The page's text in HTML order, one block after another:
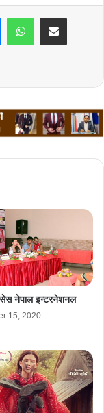
MessengerWhatsAppShare via Email
नेपाल इन्टरनेशनल
15, 2020